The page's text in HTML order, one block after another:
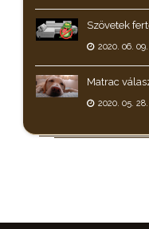
Szövetek
2020. 06. 09.
Matrac
2020. 05. 28.